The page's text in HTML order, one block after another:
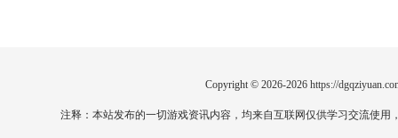
Copyright © 2026-2026 https://
注释：本站发布的一切游戏资讯内容，均来自互联网仅供学习交流使